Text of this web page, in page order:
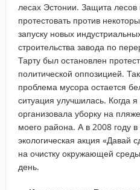
лесах Эстонии. Защита
протестовать против
запуску новых
строительства завода по
Тарту был остановлен
политической оппозицией.
проблема мусора остается
ситуация улучшилась. Когда
организовала уборку на
моего района. А в 2008 году
экологическая акция «Давай
на очистку окружающей
день.